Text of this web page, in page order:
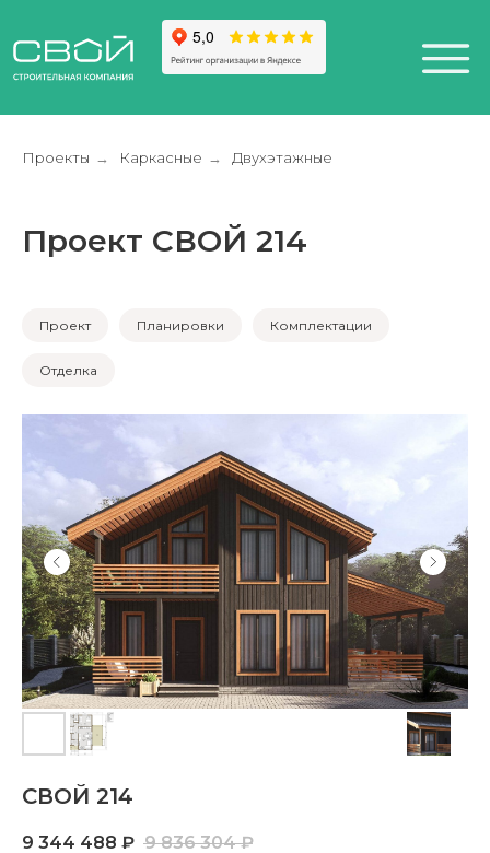
(812) 611-24-42
200-25-57
Санкт-Петербург,
Проекты → Каркасные → Двухэтажные
Проект СВОЙ 214
Проект Планировки Комплектации
Отделка
СВОЙ 214
9 344 488 ₽ 9 836 304 ₽